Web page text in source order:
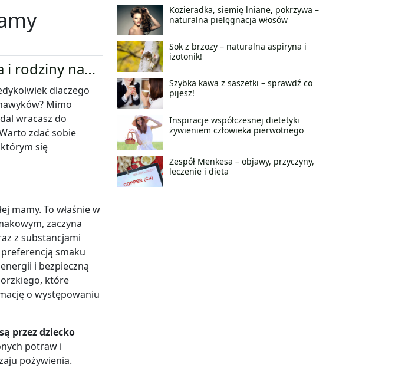
i rodziny na…
dlaczego
Mimo
wracasz do
zdać sobie
się
mamy. To właśnie w
zaczyna
z substancjami
smaku
i bezpieczną
które
o występowaniu
przez dziecko
potraw i
pożywienia.
Kozieradka, siemię lniane, pokrzywa –
naturalna pielęgnacja włosów
Sok z brzozy – naturalna aspiryna i
izotonik!
Szybka kawa z saszetki – sprawdź co
pijesz!
Inspiracje współczesnej dietetyki
żywieniem człowieka pierwotnego
Zespół Menkesa – objawy, przyczyny,
leczenie i dieta